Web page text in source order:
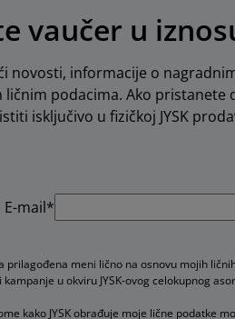
vaučer u
novosti, informacije o
podacima. Ako
isključivo u fizičkoj JYSK
E-mail*
meni lično na osnovu mojih
u okviru JYSK-ovog celokupnog
kako JYSK obrađuje moje lične podatke